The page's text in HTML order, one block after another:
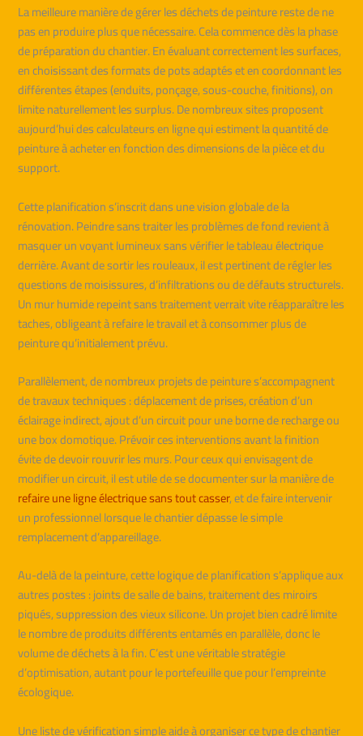
La meilleure manière de gérer les déchets de peinture reste de ne
pas en produire plus que nécessaire. Cela commence dès la phase
de préparation du chantier. En évaluant correctement les surfaces,
en choisissant des formats de pots adaptés et en coordonnant les
différentes étapes (enduits, ponçage, sous-couche, finitions), on
limite naturellement les surplus. De nombreux sites proposent
aujourd’hui des calculateurs en ligne qui estiment la quantité de
peinture à acheter en fonction des dimensions de la pièce et du
support.
Cette planification s’inscrit dans une vision globale de la
rénovation. Peindre sans traiter les problèmes de fond revient à
masquer un voyant lumineux sans vérifier le tableau électrique
derrière. Avant de sortir les rouleaux, il est pertinent de régler les
questions de moisissures, d’infiltrations ou de défauts structurels.
Un mur humide repeint sans traitement verrait vite réapparaître les
taches, obligeant à refaire le travail et à consommer plus de
peinture qu’initialement prévu.
Parallèlement, de nombreux projets de peinture s’accompagnent
de travaux techniques : déplacement de prises, création d’un
éclairage indirect, ajout d’un circuit pour une borne de recharge ou
une box domotique. Prévoir ces interventions avant la finition
évite de devoir rouvrir les murs. Pour ceux qui envisagent de
modifier un circuit, il est utile de se documenter sur la manière de
refaire une ligne électrique sans tout casser, et de faire intervenir
un professionnel lorsque le chantier dépasse le simple
remplacement d’appareillage.
Au-delà de la peinture, cette logique de planification s’applique aux
autres postes : joints de salle de bains, traitement des miroirs
piqués, suppression des vieux silicone. Un projet bien cadré limite
le nombre de produits différents entamés en parallèle, donc le
volume de déchets à la fin. C’est une véritable stratégie
d’optimisation, autant pour le portefeuille que pour l’empreinte
écologique.
Une liste de vérification simple aide à organiser ce type de chantier